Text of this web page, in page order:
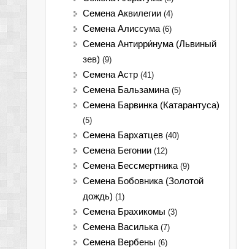
Семена Аквилегии (4)
Семена Алиссума (6)
Семена Антирри́нума (Львиный
зев) (9)
Семена Астр (41)
Семена Бальзамина (5)
Семена Барвинка (Катарантуса)
(5)
Семена Бархатцев (40)
Семена Бегонии (12)
Семена Бессмертника (9)
Семена Бобовника (Золотой
дождь) (1)
Семена Брахикомы (3)
Семена Василька (7)
Семена Вербены (6)